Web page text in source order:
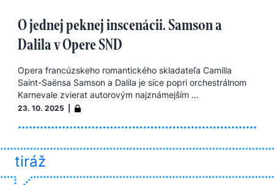
O jednej peknej inscenácii. Samson a
Dalila v Opere SND
Opera francúzskeho romantického skladateľa Camilla
Saint-Saënsa Samson a Dalila je síce popri orchestrálnom
Karnevale zvierat autorovým najznámejším ...
23. 10. 2025 |
tiráž